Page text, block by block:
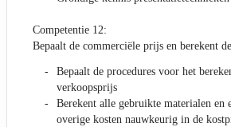
Competentie 12:
Bepaalt de commerciële prijs en berekent
Bepaalt de procedures voor het
verkoopsprijs
Berekent alle gebruikte materialen en
overige kosten nauwkeurig in de